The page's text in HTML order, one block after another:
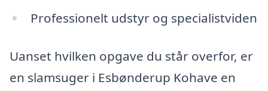
Professionelt udstyr og specialistviden
Uanset hvilken opgave du står overfor, er
en slamsuger i Esbønderup Kohave en